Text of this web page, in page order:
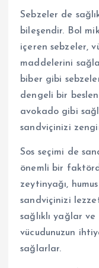
Sebzeler de
bileşendir. Bol
içeren sebzeler,
maddelerini
biber gibi
dengeli bir
avokado gibi
sandviçinizi
Sos seçimi de
önemli bir
zeytinyağı,
sandviçinizi
sağlıklı yağlar
vücudunuzun
sağlarlar.